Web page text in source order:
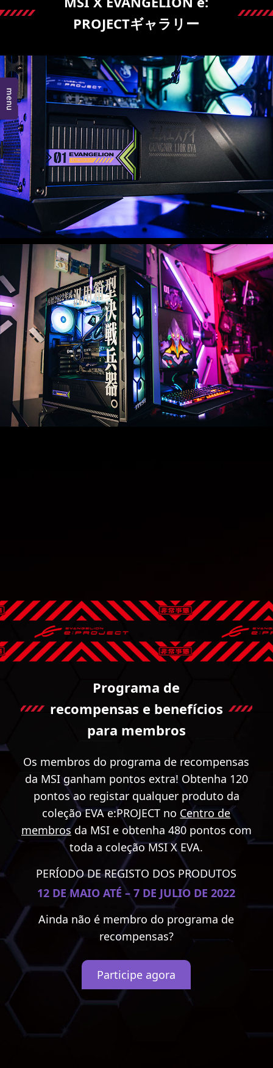
PROJECTギャラリー
Programa de
recompensas e benefícios
para membros
Os membros do programa de recompensas
da MSI ganham pontos extra! Obtenha 120
pontos ao registar qualquer produto da
coleção EVA e:PROJECT no Centro de
membrosda MSI e obtenha 480 pontos com
toda a coleção MSI X EVA.
PERÍODO DE REGISTO DOS PRODUTOS
12 DE MAIO ATÉ – 7 DE JULIO DE 2022
Ainda não é membro do programa de
recompensas?
Participe agora